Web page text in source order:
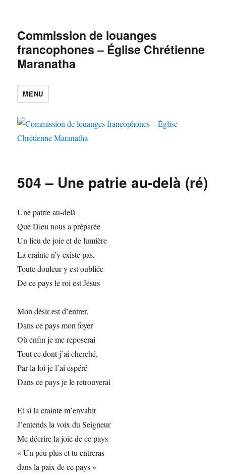
Commission de louanges
francophones – Église Chrétienne
Maranatha
MENU
504 – Une patrie au-delà (ré)
Une patrie au-delà
Que Dieu nous a préparée
Un lieu de joie et de lumière
La crainte n’y existe pas,
Toute douleur y est oubliée
De ce pays le roi est Jésus
Mon désir est d’entrer,
Dans ce pays mon foyer
Où enfin je me reposerai
Tout ce dont j’ai cherché,
Par la foi je l’ai espéré
Dans ce pays je le retrouverai
Et si la crainte m’envahit
J’entends la voix du Seigneur
Me décrire la joie de ce pays
« Un peu plus et tu entreras
dans la paix de ce pays »